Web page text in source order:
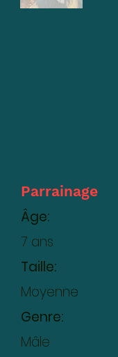
Parrainage
Âge:
7 ans
Taille:
Moyenne
Genre:
Mâle